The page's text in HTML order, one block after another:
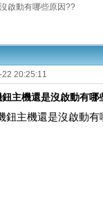
啟動有哪些原因??
20:25:11
主機還是沒啟動有哪
鈕主機還是沒啟動有